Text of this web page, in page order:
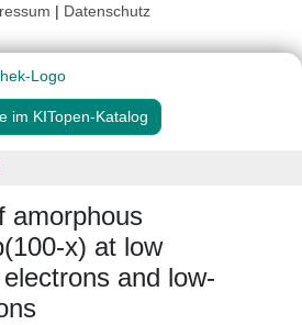
| Datenschutz
im KITopen-Katalog
amorphous
x) at low
and low-